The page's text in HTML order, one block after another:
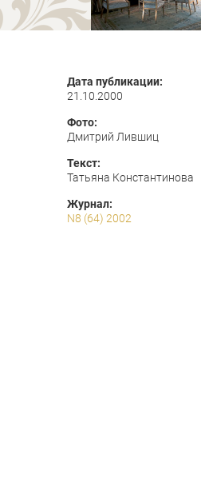
Дата публикации:
21.10.2000
Фото:
Дмитрий Лившиц
Текст:
Татьяна Константинова
Журнал:
N8 (64) 2002